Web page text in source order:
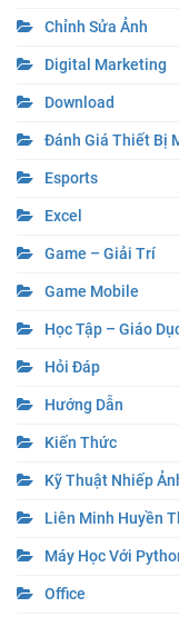
Chỉnh Sửa Ảnh
Digital Marketing
Download
Đánh Giá Thiết Bị
Esports
Excel
Game – Giải Trí
Game Mobile
Học Tập – Giáo
Hỏi Đáp
Hướng Dẫn
Kiến Thức
Kỹ Thuật Nhiếp
Liên Minh Huyền
Máy Học Với
Office